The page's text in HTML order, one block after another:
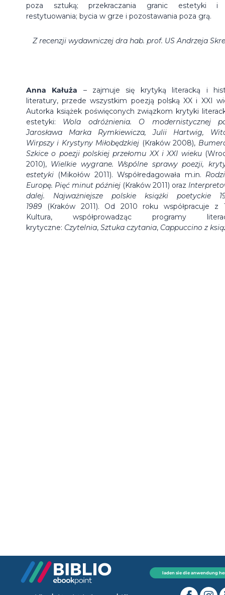
poza sztuką; przekraczania granic estetyki i
restytuowania; bycia w grze i pozostawania poza grą.
Z recenzji wydawniczej dra hab. prof. US Andrzeja
Anna Kałuża – zajmuje się krytyką literacką i
literatury, przede wszystkim poezją polską XX i XXI
Autorka książek poświęconych związkom krytyki
estetyki: Wola odróżnienia. O modernistycznej
Jarosława Marka Rymkiewicza, Julii Hartwig,
Wirpszy i Krystyny Miłobędzkiej (Kraków 2008),
Szkice o poezji polskiej przełomu XX i XXI wieku
2010), Wielkie wygrane. Wspólne sprawy poezji,
estetyki (Mikołów 2011). Współredagowała m.in.
Europę. Pięć minut później (Kraków 2011) oraz
dalej. Najważniejsze polskie książki poetyckie
1989 (Kraków 2011). Od 2010 roku współpracuje z
Kultura, współprowadząc programy
krytyczne: Czytelnia, Sztuka czytania, Cappuccino z
laden sie die anwendung